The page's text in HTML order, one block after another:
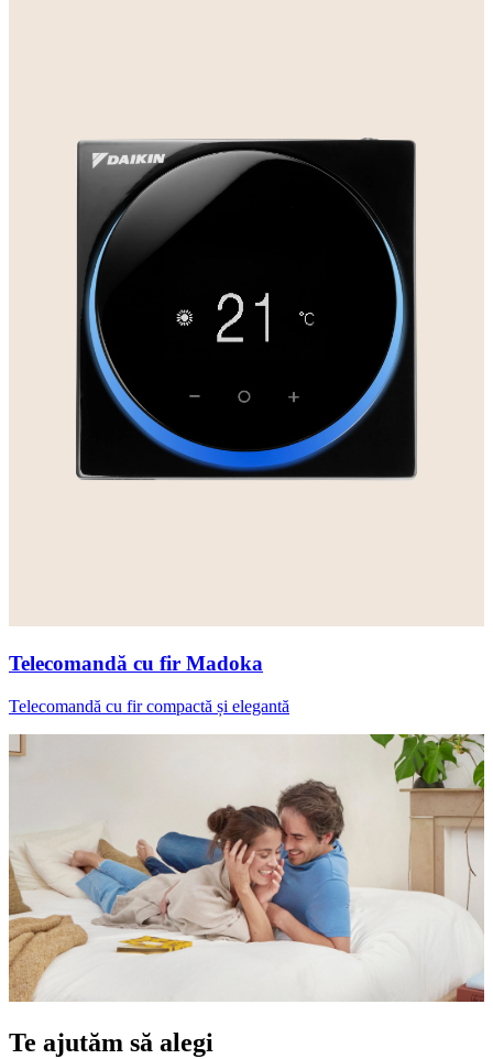
Telecomandă cu fir Madoka
Telecomandă cu fir compactă și elegantă
Te ajutăm să alegi